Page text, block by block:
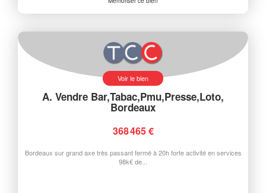
Voir le bien
A. Vendre Bar,Tabac,Pmu,Presse,Loto,
Bordeaux
368 465 €
Bordeaux sur grand axe très passant fermé à 20h forte activité en services
98k€ de...